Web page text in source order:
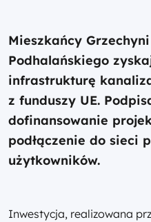
Mieszkańcy
Podhalańskiego
infrastrukturę
z funduszy UE.
dofinansowanie
podłączenie do sieci
użytkowników.
Inwestycja, realizowana